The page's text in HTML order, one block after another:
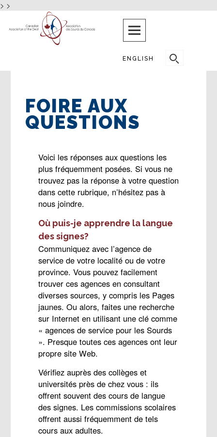
> >
ANOTHER
WORDPRESS
ENGLISH
SEARCH
FOR:
FOIRE AUX
QUESTIONS
Voici les réponses aux questions les
plus fréquemment posées. Si vous ne
trouvez pas la réponse à votre question
dans cette rubrique, n’hésitez pas à
nous joindre.
Où puis-je apprendre la langue
des signes?
Communiquez avec l’agence de
service de votre localité ou de votre
province. Vous pouvez facilement
trouver ces agences en consultant
diverses sources, y compris les Pages
jaunes. Ou alors, faites une recherche
sur Internet en utilisant une clé comme
« agences de service pour les Sourds
». Presque toutes ces agences ont leur
propre site Web.
Vérifiez auprès des collèges et
universités près de chez vous : ils
offrent souvent des cours de langue
des signes. Les commissions scolaires
offrent aussi fréquemment de tels
cours aux adultes.